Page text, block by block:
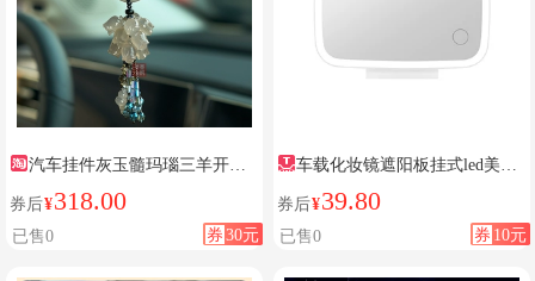
汽车挂件灰玉髓玛瑙三羊开泰
麒麟平安福后视镜吊坠2024新款
券后¥318.00
券30元
已售0
车载化妆镜遮阳板挂式led美颜
灯
券后¥39.80
券 10元
已售0